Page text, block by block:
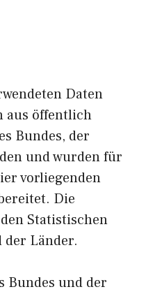
Daten
aus öffentlich
Bundes, der
und wurden für
vorliegenden
Die
Statistischen
der Länder.
Bundes und der